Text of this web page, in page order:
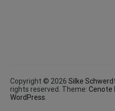
Copyright © 2026 Silke
rights reserved. Theme: Cenote
WordPress